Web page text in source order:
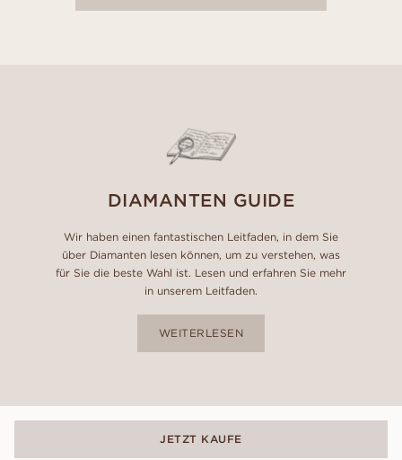
DIAMANTEN GUIDE
Wir haben einen fantastischen Leitfaden, in dem Sie
über Diamanten lesen können, um zu verstehen, was
für Sie die beste Wahl ist. Lesen und erfahren Sie mehr
in unserem Leitfaden.
WEITERLESEN
JETZT KAUFE